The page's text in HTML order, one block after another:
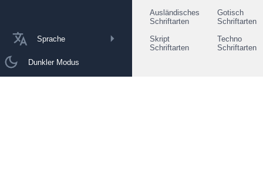
Sprache
Dunkler Modus
Ausländisches
Schriftarten
Gotisch
Schriftarten
Skript
Schriftarten
Techno
Schriftarten